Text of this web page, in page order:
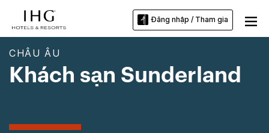
Đăng nhập / Tham gia
CHÂU ÂU
Khách sạn Sunderland